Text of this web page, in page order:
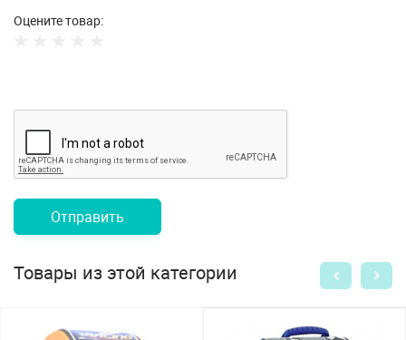
Оцените товар:
Отправить
Товары из этой категории